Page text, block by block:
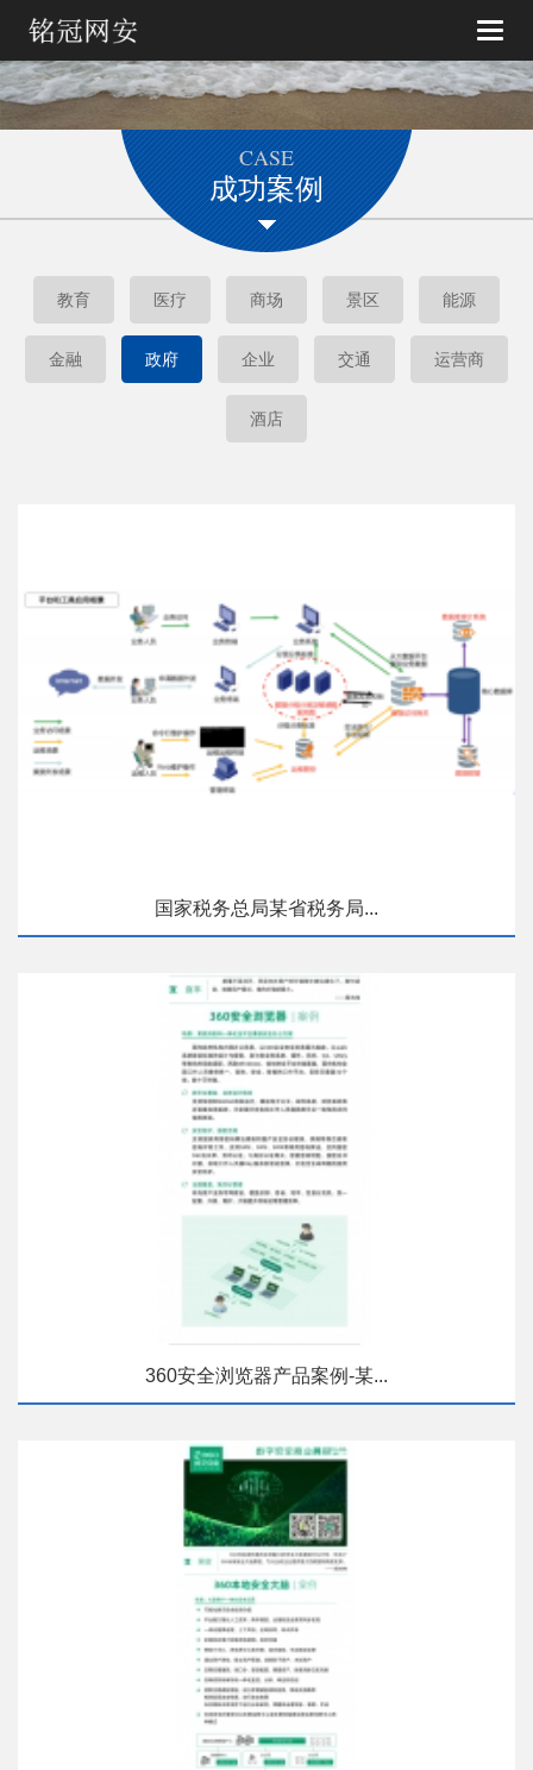
Toggle
CASE
成功案例
教育 医疗 商场 景区 能源
金融 政府 企业 交通 运营商
酒店
国家税务总局某省税务局...
360安全浏览器产品案例-某...